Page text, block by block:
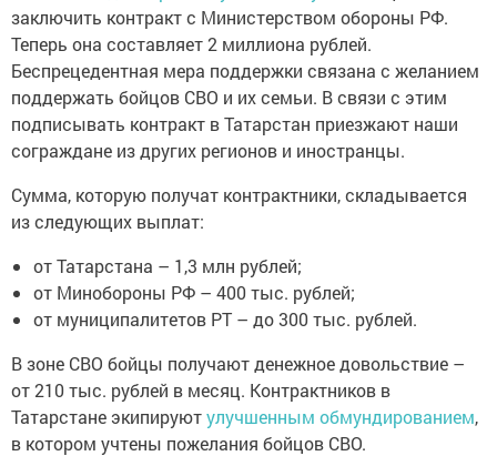
заключить контракт с Министерством обороны РФ.
Теперь она составляет 2 миллиона рублей.
Беспрецедентная мера поддержки связана с желанием
поддержать бойцов СВО и их семьи. В связи с этим
подписывать контракт в Татарстан приезжают наши
сограждане из других регионов и иностранцы.
Сумма, которую получат контрактники, складывается
из следующих выплат:
от Татарстана – 1,3 млн рублей;
от Минобороны РФ – 400 тыс. рублей;
от муниципалитетов РТ – до 300 тыс. рублей.
В зоне СВО бойцы получают денежное довольствие –
от 210 тыс. рублей в месяц. Контрактников в
Татарстане экипируютулучшенным обмундированием,
в котором учтены пожелания бойцов СВО.